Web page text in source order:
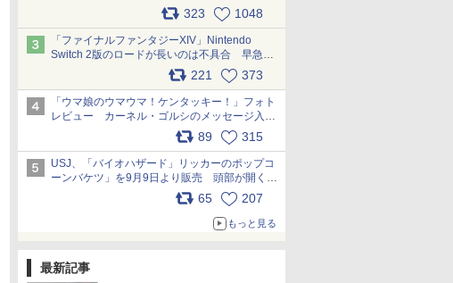
ッグを食べてみた イラストそのままのメニュ
ー化に挑戦。これが意外にもおいしい
pic.x.com/Kgl04hZaeg
323 1048
「ファイナルファンタジーXIV」Nintendo
Switch 2版のロードが長いのは不具合 早急に
アップデートできるよう対応中221 373
「ウマ娘のウマウマ！ケンタッキー！」フォト
レビュー カーネル・ゴルシのメッセージ入り
パッケージや描き下ろしトレカなどが登場
89 315
USJ、「バイオハザード」リッカーのポップコ
ーンバケツ」を9月9日より販売 頭部が開く仕
組み。味は恐怖を堪のう「味噌フレーバー」
65 207
もっと見る
最新記事